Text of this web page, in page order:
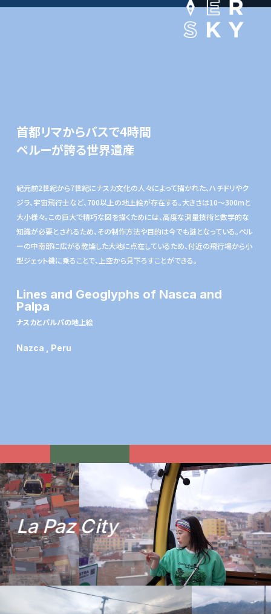
首都リマからバスで4時間
ペルーが誇る世界遺産
紀元前2世紀から7世紀にナスカ文化の人々によって描かれた、ハチドリやク
ジラ、宇宙飛行士など、700以上の地上絵が存在する。大きさは10〜300mと
大小様々。この巨大で精巧な図を描くためには、高度な測量技術と数学的な
知識が必要とされるため、その制作方法や目的は今でも謎となっている。ペル
ーの中南部に広がる乾燥した大地に点在しているため、付近の飛行場から小
型ジェット機に乗ることで、上空から見下ろすことができる。
Lines and Geoglyphs of Nasca and
Palpa
ナスカとパルパの地上絵
Nazca , Peru
LaPazCity